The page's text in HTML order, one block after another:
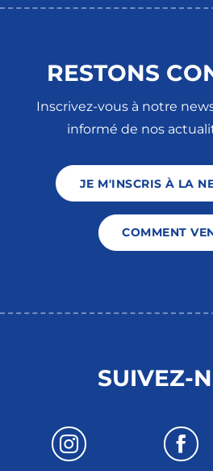
RESTONS
Inscrivez-vous à notre
informé de nos
JE M'INSCRIS À LA
COMMENT
SUIVEZ-